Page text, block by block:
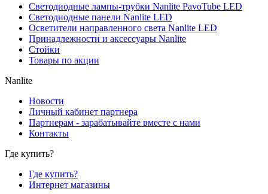
Светодиодные лампы-трубки Nanlite PavoTube LED
Светодиодные панели Nanlite LED
Осветители направленного света Nanlite LED
Принадлежности и аксессуары Nanlite
Стойки
Товары по акции
Nanlite
Новости
Личный кабинет партнера
Партнерам - зарабатывайте вместе с нами
Контакты
Где купить?
Где купить?
Интернет магазины